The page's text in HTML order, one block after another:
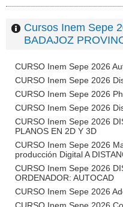
Cursos Inem Sepe
BADAJOZ
CURSO Inem Sepe 2026
CURSO Inem Sepe 2026
CURSO Inem Sepe 2026
CURSO Inem Sepe 2026
CURSO Inem Sepe 2026
PLANOS EN 2D Y 3D
CURSO Inem Sepe 2026
producción Digital A
CURSO Inem Sepe 2026
ORDENADOR: AUTOCAD
CURSO Inem Sepe 2026